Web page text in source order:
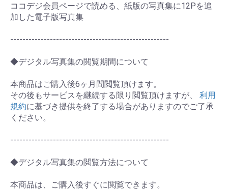
ココデジ会員ページで読める、紙版の写真集に12Pを追
加した電子版写真集
----------------------------------------------------
◆デジタル写真集の閲覧期間について
本商品はご購入後6ヶ月間閲覧頂けます。
その後もサービスを継続する限り閲覧頂けますが、 利用
規約に基づき提供を終了する場合がありますのでご了承
ください。
----------------------------------------------------
◆デジタル写真集の閲覧方法について
本商品は、ご購入後すぐに閲覧できます。